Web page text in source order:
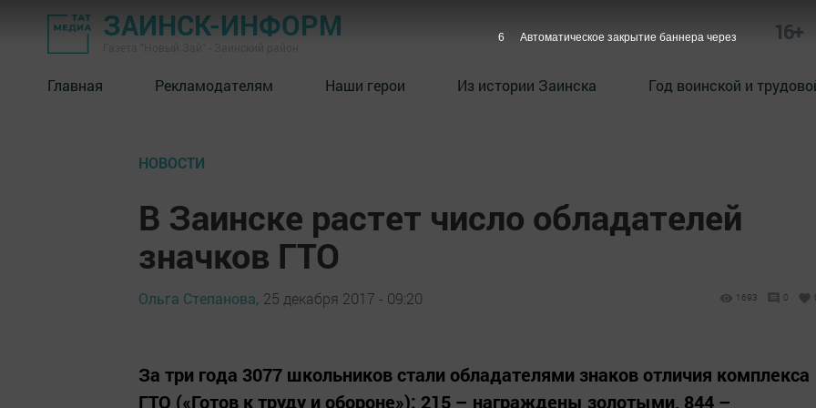
ЗАИНСК-ИНФОРМ 16+
Главная Рекламодателям Наши герои Из истории Заинска Год воинской и
НОВОСТИ
В Заинске растет число обладателей
значков ГТО
Ольга Степанова, 25 декабря 2017 - 09:20 1693 0
За три года 3077 школьников стали обладателями знаков отличия комплекса
ГТО («Готов к труду и обороне»): 215 – награждены золотыми, 844 –
5 Автоматическое закрытие баннера через